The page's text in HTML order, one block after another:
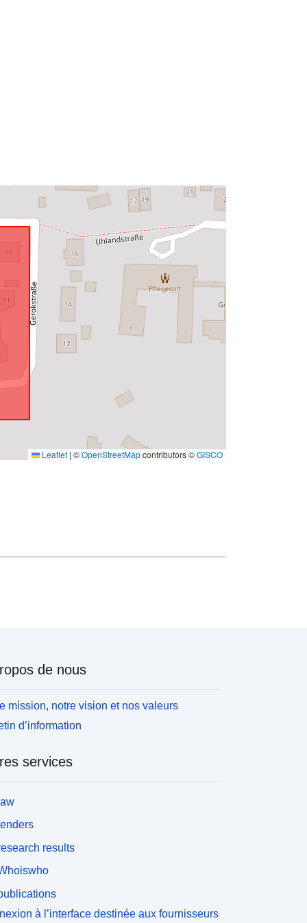
Leaflet | ©OpenStreetMapcontributors ©GISCO
de nous
mission, notre vision et nos valeurs
d’information
services
results
à l’interface destinée aux fournisseurs